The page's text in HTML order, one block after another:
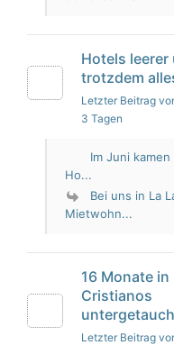
Hotels leerer
trotzdem
Letzter Beitrag
3 Tagen
Im Juni
Ho...
Bei uns in La
Mietwohn...
16 Monate in
Cristianos
Letzter Beitrag